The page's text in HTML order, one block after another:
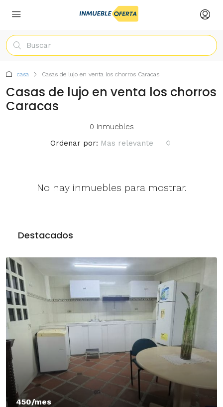
casa Casas de lujo en venta los chorros Caracas
Casas de lujo en venta los chorros
Caracas
0 Inmuebles
Ordenar por: Mas relevante
No hay inmuebles para mostrar.
Destacados
450/mes